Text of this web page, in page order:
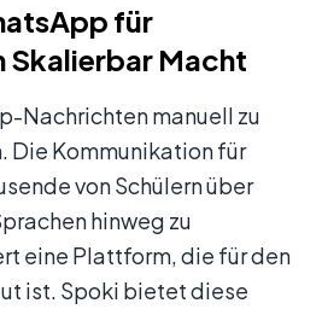
für
Skalierbar Macht
Nachrichten manuell zu
Die Kommunikation für
von Schülern über
hinweg zu
eine Plattform, die für den
ist. Spoki bietet diese